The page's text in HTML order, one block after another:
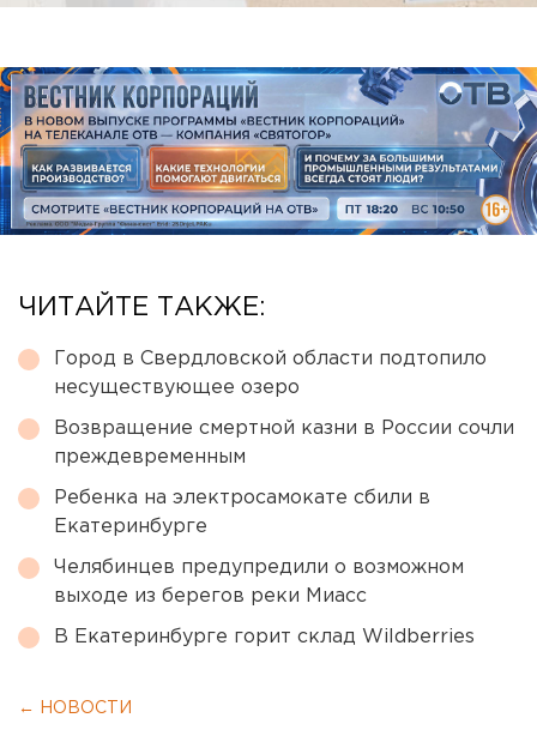
ЧИТАЙТЕ ТАКЖЕ:
Город в Свердловской области подтопило
несуществующее озеро
Возвращение смертной казни в России сочли
преждевременным
Ребенка на электросамокате сбили в
Екатеринбурге
Челябинцев предупредили о возможном
выходе из берегов реки Миасс
В Екатеринбурге горит склад Wildberries
← НОВОСТИ